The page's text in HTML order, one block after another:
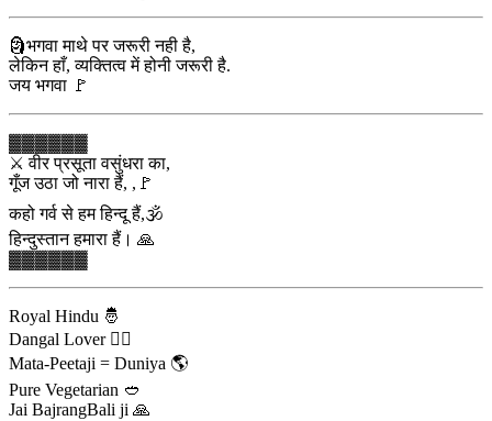
🗿भगवा माथे पर जरूरी नही है,
लेकिन हाँ, व्यक्तित्व में होनी जरूरी है.
जय भगवा 🚩
▓▓▓▓▓▓
⚔️ वीर प्रसूता वसुंधरा का,
गूँज उठा जो नारा हैं, ,🚩
कहो गर्व से हम हिन्दू हैं,🕉️
हिन्दुस्तान हमारा हैं। 🙏
▓▓▓▓▓▓
Royal Hindu 🤴
Dangal Lover 🤼‍♂️
Mata-Peetaji = Duniya 🌎
Pure Vegetarian 🥙
Jai BajrangBali ji 🙏